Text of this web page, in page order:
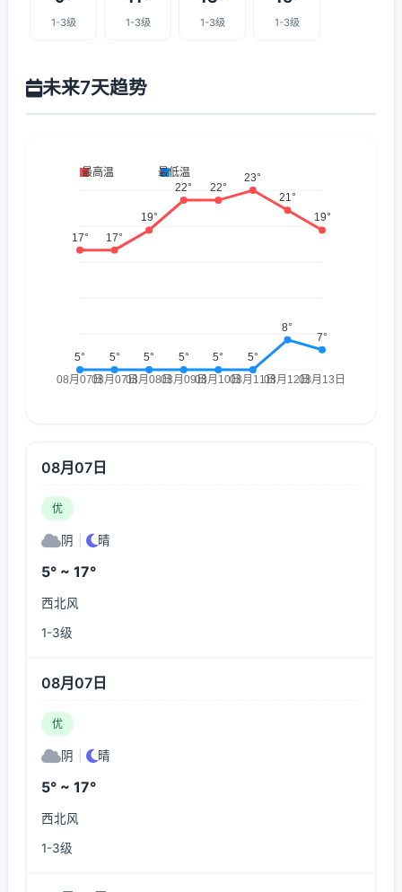
1-3级 1-3级 1-3级 1-3级
未来7天趋势
08月07日
优
阴 晴
5° ~ 17°
西北风
1-3级
08月07日
优
阴 晴
5° ~ 17°
西北风
1-3级